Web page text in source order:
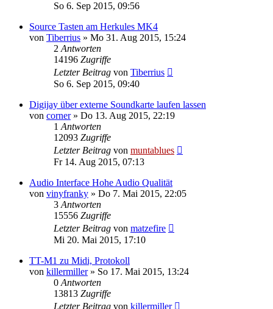
So 6. Sep 2015, 09:56
Source Tasten am Herkules MK4
von Tiberrius » Mo 31. Aug 2015, 15:24
2 Antworten
14196 Zugriffe
Letzter Beitrag von Tiberrius
So 6. Sep 2015, 09:40
Digijay über externe Soundkarte laufen lassen
von corner» Do 13. Aug 2015, 22:19
1 Antworten
12093 Zugriffe
Letzter Beitrag von muntablues
Fr 14. Aug 2015, 07:13
Audio Interface Hohe Audio Qualität
von vinyfranky » Do 7. Mai 2015, 22:05
3 Antworten
15556 Zugriffe
Letzter Beitrag von matzefire
Mi 20. Mai 2015, 17:10
TT-M1 zu Midi, Protokoll
von killermiller» So 17. Mai 2015, 13:24
0 Antworten
13813 Zugriffe
Letzter Beitrag von killermiller